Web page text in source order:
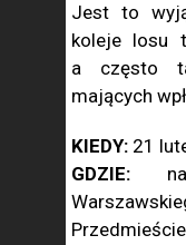
Jest to
koleje losu
a często
mających
KIEDY: 21
GDZIE: na